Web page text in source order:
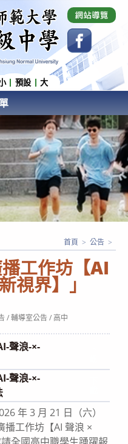
Senior
Normal
預設 大
OF NATIONAL
UNIVERSITY
播工作坊【AI
視界】」
首頁 > 公告 >
/輔導室公告/高中
聲浪-×-
聲浪-×-
年 3 月 21 日（六）
播工作坊【AI 聲浪 ×
全國高中職學生踴躍報